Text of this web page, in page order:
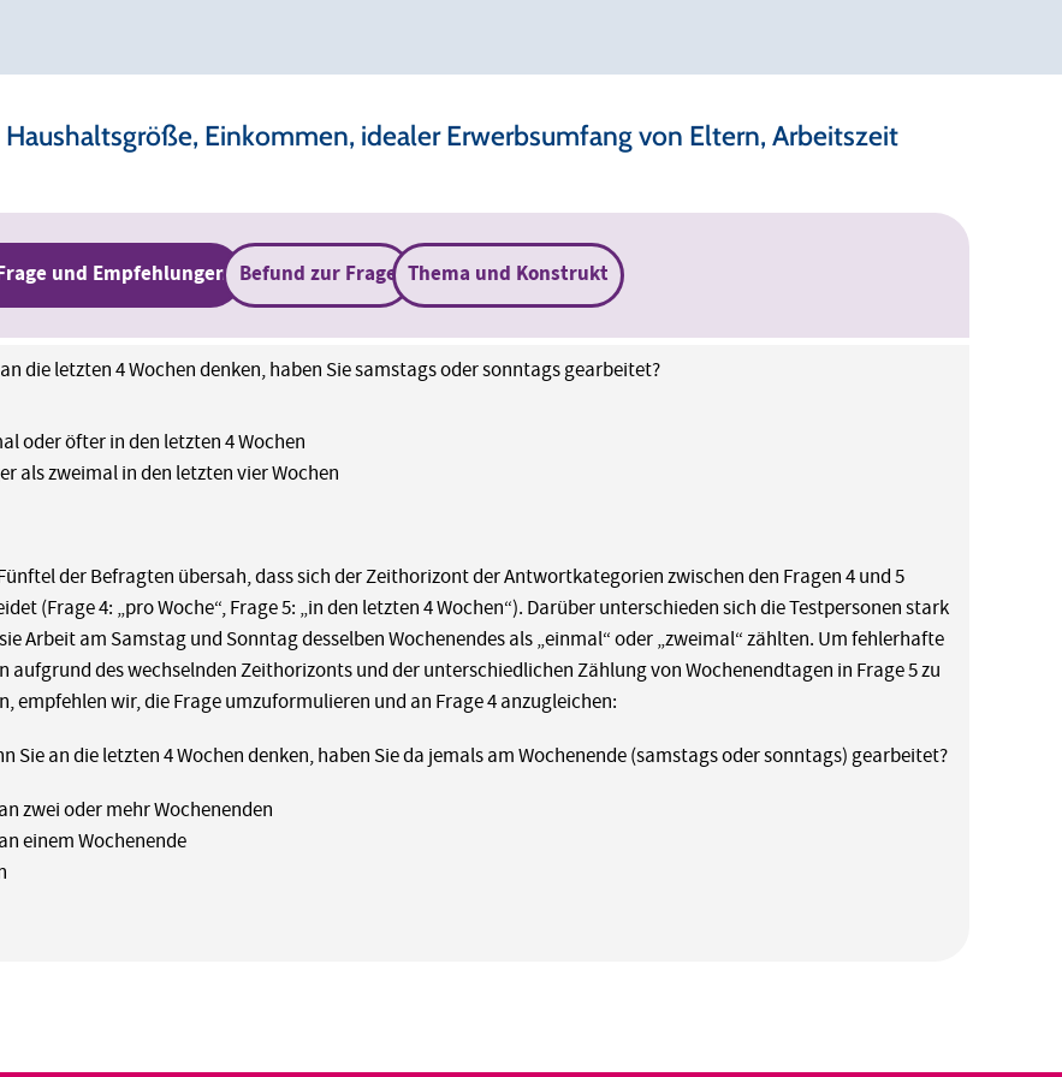
Einkommen, idealer Erwerbsumfang von Eltern, Arbeitszeit
und Empfehlungen Befund zur Frage Thema und Konstrukt
die letzten 4 Wochen denken, haben Sie samstags oder sonntags gearbeitet?
oder öfter in den letzten 4 Wochen
als zweimal in den letzten vier Wochen
der Befragten übersah, dass sich der Zeithorizont der Antwortkategorien zwischen den Fragen 4 und 5
(Frage 4: „pro Woche“, Frage 5: „in den letzten 4 Wochen“). Darüber unterschieden sich die Testpersonen stark
Arbeit am Samstag und Sonntag desselben Wochenendes als „einmal“ oder „zweimal“ zählten. Um fehlerhafte
aufgrund des wechselnden Zeithorizonts und der unterschiedlichen Zählung von Wochenendtagen in Frage 5 zu
empfehlen wir, die Frage umzuformulieren und an Frage 4 anzugleichen:
Sie an die letzten 4 Wochen denken, haben Sie da jemals am Wochenende (samstags oder sonntags) gearbeitet?
zwei oder mehr Wochenenden
einem Wochenende